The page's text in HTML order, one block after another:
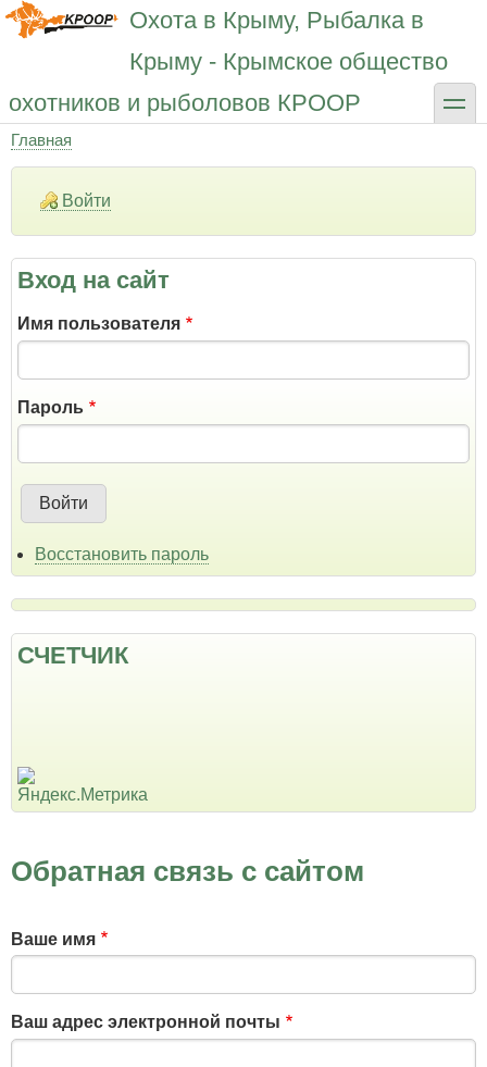
Перейти
Охота в Крыму, Рыбалка в
Крыму - Крымское общество
охотников и рыболовов КРООР
toggle
Строка
навигации
Главная
Войти
Вход на сайт
Имя пользователя
Пароль
Восстановить пароль
СЧЕТЧИК
Обратная связь с сайтом
Ваше имя
Ваш адрес электронной почты